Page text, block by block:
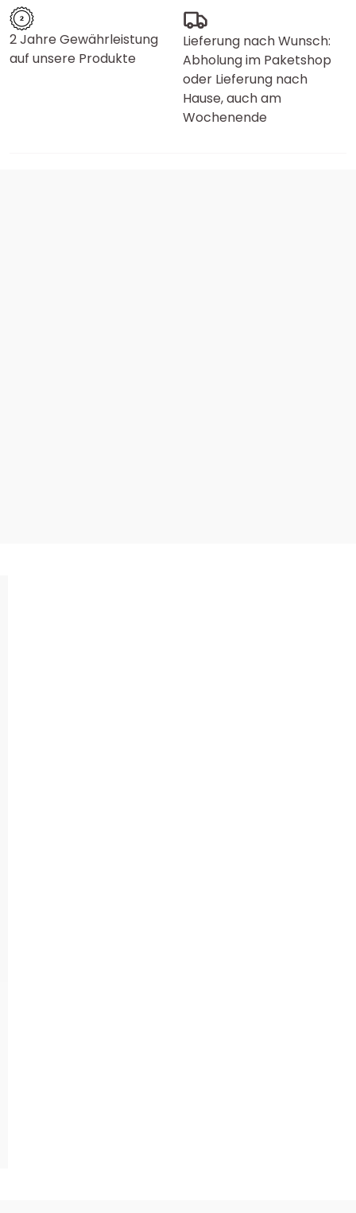
2 Jahre Gewährleistung
auf unsere Produkte
Lieferung nach Wunsch:
Abholung im Paketshop
oder Lieferung nach
Hause, auch am
Wochenende